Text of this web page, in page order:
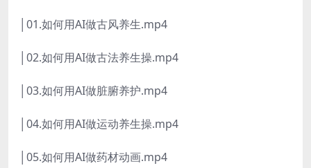
│01.如何用AI做古风养生.mp4
│02.如何用AI做古法养生操.mp4
│03.如何用AI做脏腑养护.mp4
│04.如何用AI做运动养生操.mp4
│05.如何用AI做药材动画.mp4